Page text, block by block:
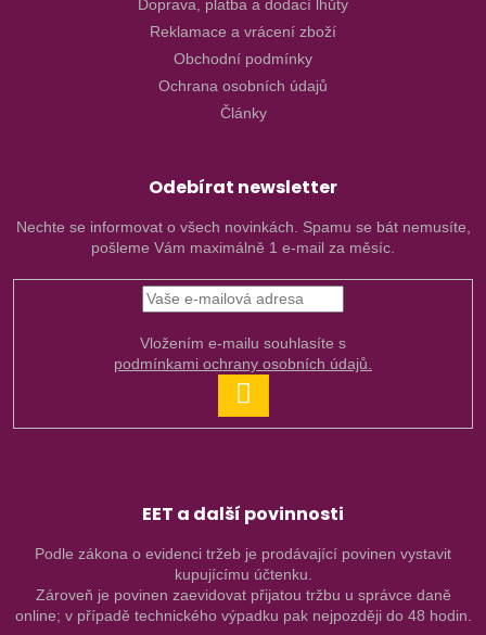
Doprava, platba a dodací lhůty
Reklamace a vrácení zboží
Obchodní podmínky
Ochrana osobních údajů
Články
Odebírat newsletter
Nechte se informovat o všech novinkách. Spamu se bát nemusíte,
pošleme Vám maximálně 1 e-mail za měsíc.
podmínkami ochrany osobních údajů.
SE
EET a další povinnosti
Podle zákona o evidenci tržeb je prodávající povinen vystavit
kupujícímu účtenku.
Zároveň je povinen zaevidovat přijatou tržbu u správce daně
online; v případě technického výpadku pak nejpozději do 48 hodin.